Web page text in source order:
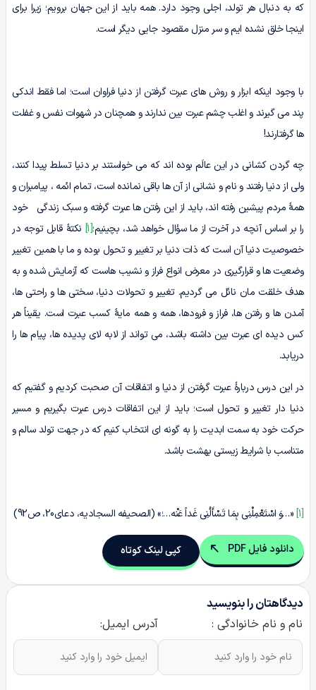
که به دنبال هر تولد، اجلی وجود دارد. همه باید از این جهان برویم؛ زیرا برای
اینجا خلق نشده ایم و سر منزل مقصود جایی دیگر است.
با وجود اینکه ابزار و روش های عبرت گرفتن از دنیا فراوان است؛ اما فقط اندکی
پند می گیرند و اغلب چشم عبرت بین ندارند و همچنان در شهوات نفس و غفلت
ها گرفتارند!
چه گردن‏ کشانی در این عالَم بوده ‏اند که می‏ خواستند بر دنیا تسلط پیدا کنند،
ولی از دنیا رفتند و نام و نشانی از آن ها باقی نمانده است، تمام ائمه ، پیامبران و
همۀ مردم پیشین رفته اند، باید از این رفتن ها عبرت گرفته و سبک زندگی خود
را بر اساس آنچه در آخرت از ما سؤال خواهد شد، بچینیم؛[1]
نکتۀ قابل توجه در
خصوصیت دنیا آن است که ذات دنیا بر تغییر و تحول بوده و ما با همین تغییر
وضعیت ها و قرارگیری در معرض انواع فراز و نشیب هاست که آزمایش شده و به
هدف خلقت مان نائل می گردیم. تغییر و تحولات دنیا، سختی ها و راحتی ها،
آمدن ها و رفتن ها، فراز و فرودها، همه و همه مایۀ کسب عبرت است. یقیناً هر
کس دیده اى عبرت بین داشته باشد، مى تواند از لابه لاى پدیده ها، پیام ها را
دریابد.
در این درس دربارۀ عبرت گرفتن از دنیا و اتفاقات آن صحبت کردیم و گفتیم که
دنیا دار تغییر و تحول است؛ باید از این اتفاقات درس عبرت بگیریم و مسیر
حرکت خود به سمت ابدیت را به گونه ای انتخاب کنیم که در جهت تولد سالم و
متناسب با شرایط زیستی بهشت باشد.
[1] «…وَ اسْتَعْمِلْنِی بِمَا تَسْأَلُنِی غَداً عَنْه‏…؛» (الصحیفه السجادیه، دعای20، ص92)
دانلود فایل PDF کپی لینک کوتاه
دیدگاهتان را بنویسید
نام و نام خانوادگی :
آدرس ایمیل: